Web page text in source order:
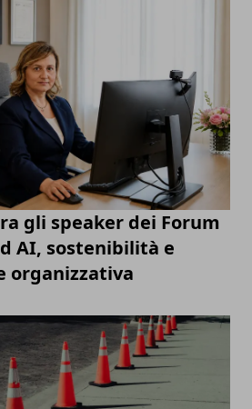
gli speaker dei Forum
AI, sostenibilità e
organizzativa